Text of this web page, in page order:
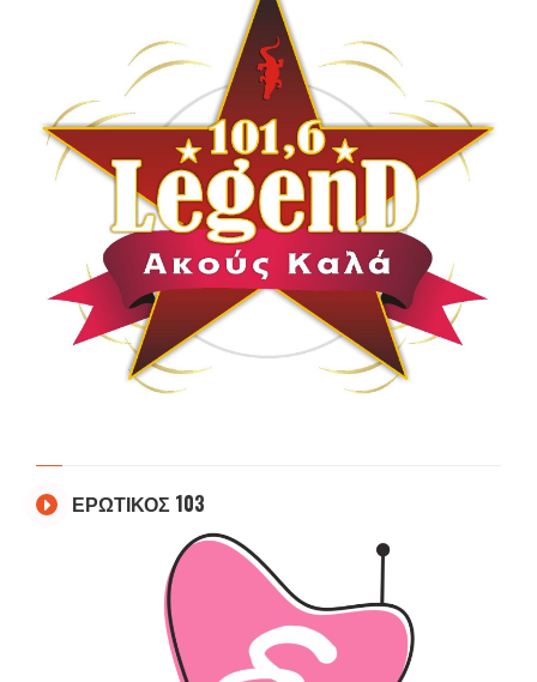
ΕΡΩΤΙΚΟΣ 103